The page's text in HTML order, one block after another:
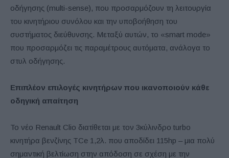
οδήγησης (multi-sense), που προσαρμόζουν τη λειτουργία
του κινητήριου συνόλου και την υποβοήθηση του
συστήματος διεύθυνσης. Μεταξύ αυτών, το «smart mode»
που προσαρμόζει τις παραμέτρους αυτόματα, ανάλογα το
στυλ οδήγησης.
Επιπλέον επιλογές κινητήρων που ικανοποιούν κάθε
οδηγική απαίτηση
Το νέο Renault Clio διατίθεται με τον 3κύλινδρο turbo
κινητήρα βενζίνης TCe 1,2λ. που αποδίδει 115hp – μια πολύ
σημαντική βελτίωση στην απόδοση σε σχέση με την